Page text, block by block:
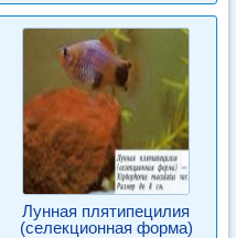
Лунная плятипецилия
(селекционная форма)